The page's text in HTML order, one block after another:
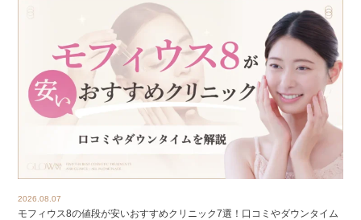
2026.08.07
モフィウス8の値段が安いおすすめクリニック7選！口コミやダウンタイム